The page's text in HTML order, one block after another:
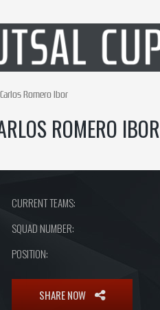
Carlos Romero Ibor
ROMERO IBOR
CURRENT TEAMS:
SQUAD NUMBER:
POSITION:
SHARE NOW